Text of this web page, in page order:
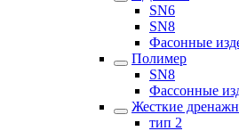
SN6
SN8
Фасонные
Полимер
SN8
Фассонные
Жесткие
тип 2